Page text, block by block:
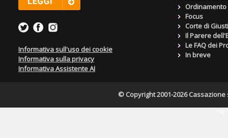
Informativa sull'uso dei cookie
Informativa sulla privacy
Informativa Assistente AI
Focus
Corte di
Il Parere
Le FAQ dei
In breve
© Copyright 2001-2026 Cassazione